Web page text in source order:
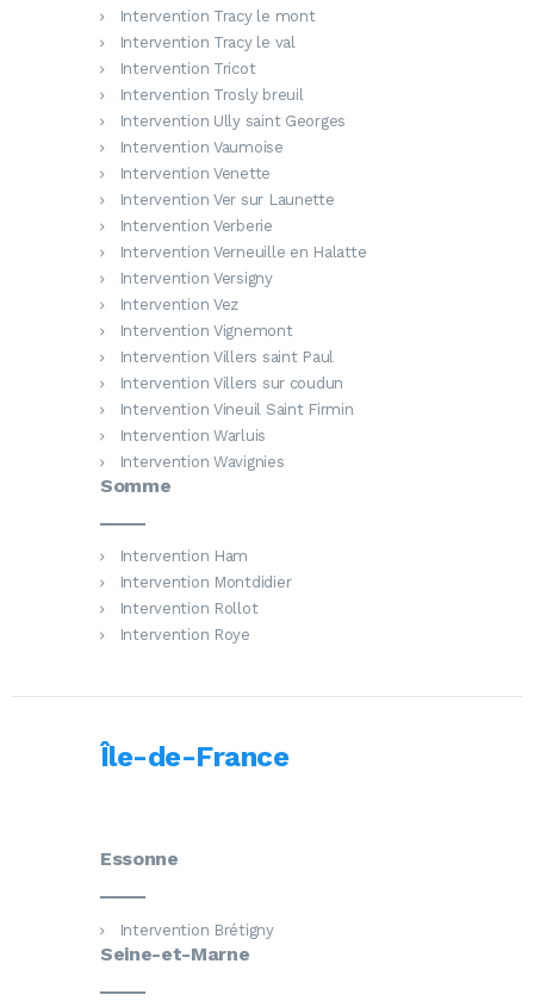
Intervention Tracy le mont
Intervention Tracy le val
Intervention Tricot
Intervention Trosly breuil
Intervention Ully saint Georges
Intervention Vaumoise
Intervention Venette
Intervention Ver sur Launette
Intervention Verberie
Intervention Verneuille en Halatte
Intervention Versigny
Intervention Vez
Intervention Vignemont
Intervention Villers saint Paul
Intervention Villers sur coudun
Intervention Vineuil Saint Firmin
Intervention Warluis
Intervention Wavignies
Somme
Intervention Ham
Intervention Montdidier
Intervention Rollot
Intervention Roye
Île-de-France
Essonne
Intervention Brétigny
Seine-et-Marne